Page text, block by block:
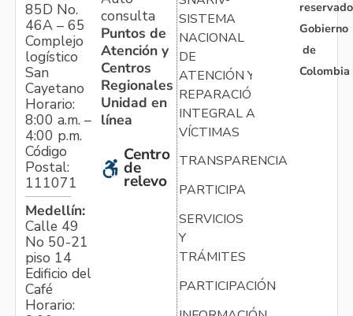
85D No.
46A – 65
Complejo
logístico
San
Cayetano
Horario:
8:00 a.m. –
4:00 p.m.
Código
Postal:
111071
Medellín:
Calle 49
No 50-21
piso 14
Edificio del
Café
Horario:
consulta
Puntos de
Atención y
Centros
Regionales
Unidad en
línea
Centro
de
relevo
SISTEMA
NACIONAL
DE
ATENCIÓN Y
REPARACIÓN
INTEGRAL A
VÍCTIMAS
TRANSPARENCIA
PARTICIPA
SERVICIOS
Y
TRÁMITES
PARTICIPACIÓN
Gobierno
de
Colombia